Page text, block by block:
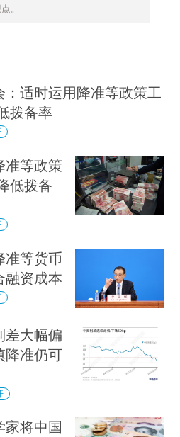
。
：适时运用降准等政策工
拨备率
准等政策
低拨备
准等货币
融资成本
差大幅偏
降准仍可
家将中国